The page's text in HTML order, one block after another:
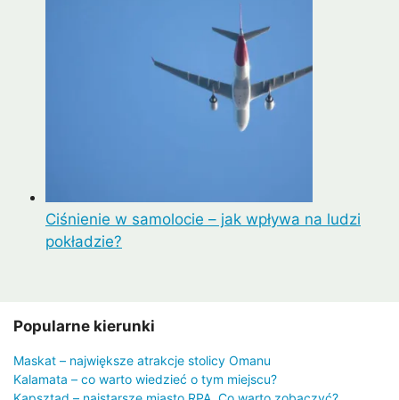
Ciśnienie w samolocie – jak wpływa na ludzi
pokładzie?
Popularne kierunki
Maskat – największe atrakcje stolicy Omanu
Kalamata – co warto wiedzieć o tym miejscu?